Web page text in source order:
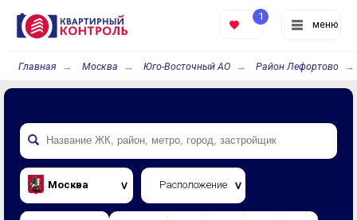
меню
1
Главная Москва Юго-Восточный АО Район Лефортово
Москва Расположение